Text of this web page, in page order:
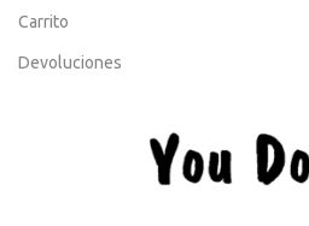
Carrito
Devoluciones